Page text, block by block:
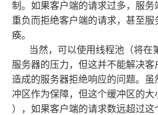
制。如果客户端的请求过多，服
重负而拒绝客户端的请求，甚至服
痪。
当然，可以使用线程池（将在
服务器的压力，但这并不能解决
造成的服务器拒绝响应的问题。
冲区作为保障，但这个缓冲区的大
），如果客户端的请求数远超过